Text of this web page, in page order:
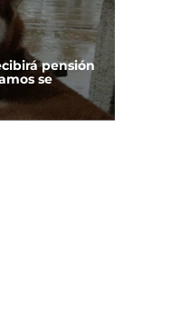
pensión
se